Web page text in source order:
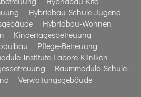
Hybridbau-Schule-Jugend
Hybridbau-Wohnen
Kindertagesbetreuung
Pflege-Betreuung
Institute-Labore-Kliniken
Raummodule-Schule-
Verwaltungsgebäude